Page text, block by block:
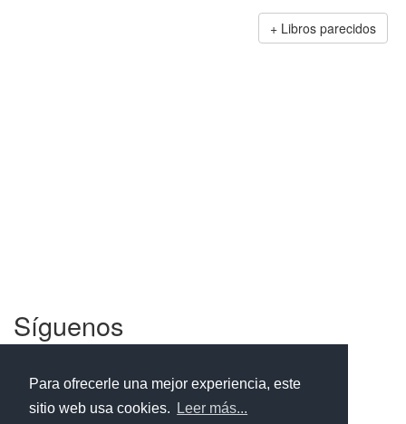
Para ofrecerle una mejor experiencia, este
sitio web usa cookies.
Leer más...
Libros parecidos
Síguenos